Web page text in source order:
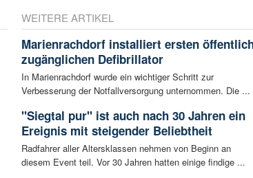
WEITERE ARTIKEL
Marienrachdorf installiert ersten
zugänglichen Defibrillator
In Marienrachdorf wurde ein wichtiger Schritt zur
Verbesserung der Notfallversorgung unternommen. Die ...
"Siegtal pur" ist auch nach 30 Jahren ein
Ereignis mit steigender Beliebtheit
Radfahrer aller Altersklassen nehmen von Beginn an
diesem Event teil. Vor 30 Jahren hatten einige findige ...